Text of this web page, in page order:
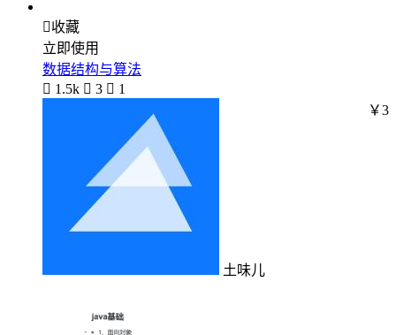
收藏
立即使用
数据结构与算法
 1.5k  3  1
土味儿
￥3